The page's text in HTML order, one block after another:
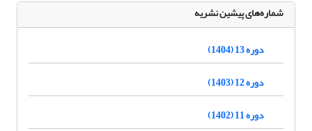
شماره‌های پیشین نشریه
دوره 13 (1404)
دوره 12 (1403)
دوره 11 (1402)